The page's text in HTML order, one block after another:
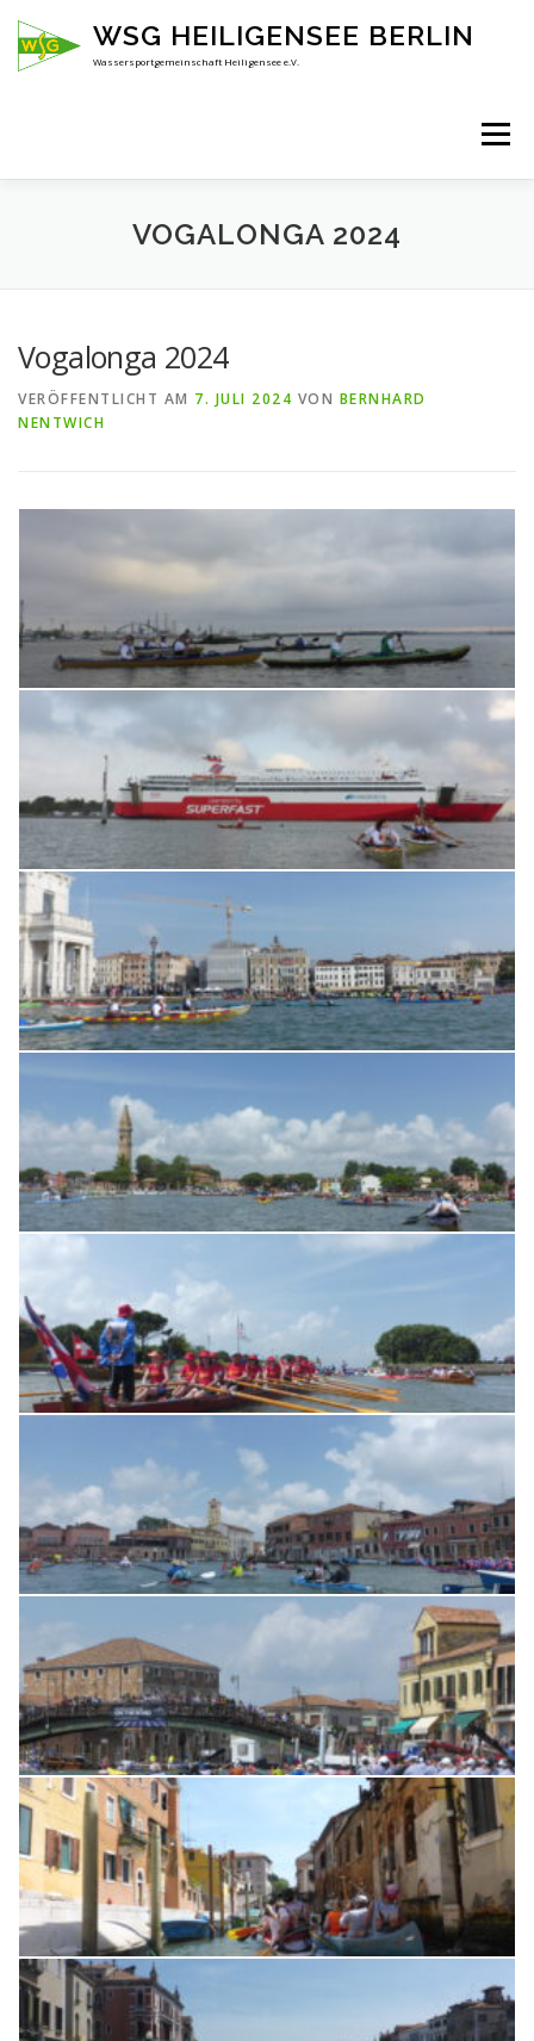
Inhalt
springen
WSG HEILIGENSEE BERLIN
Wassersportgemeinschaft Heiligensee e.V.
Menü
ÜBER UNS ANSPRECHPARTNER
VOGALONGA 2024
Vogalonga 2024
VERÖFFENTLICHT AM 7. JULI 2024 VON BERNHARD
NENTWICH